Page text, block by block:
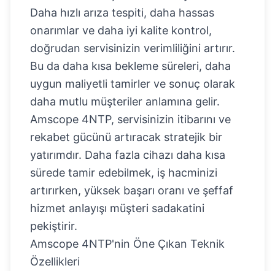
Daha hızlı arıza tespiti, daha hassas
onarımlar ve daha iyi kalite kontrol,
doğrudan servisinizin verimliliğini artırır.
Bu da daha kısa bekleme süreleri, daha
uygun maliyetli tamirler ve sonuç olarak
daha mutlu müşteriler anlamına gelir.
Amscope 4NTP, servisinizin itibarını ve
rekabet gücünü artıracak stratejik bir
yatırımdır. Daha fazla cihazı daha kısa
sürede tamir edebilmek, iş hacminizi
artırırken, yüksek başarı oranı ve şeffaf
hizmet anlayışı müşteri sadakatini
pekiştirir.
Amscope 4NTP'nin Öne Çıkan Teknik
Özellikleri